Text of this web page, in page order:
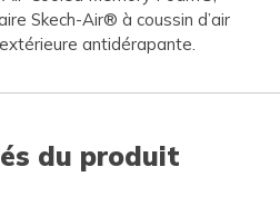
Skech-Air® à coussin d’air
antidérapante.
du produit